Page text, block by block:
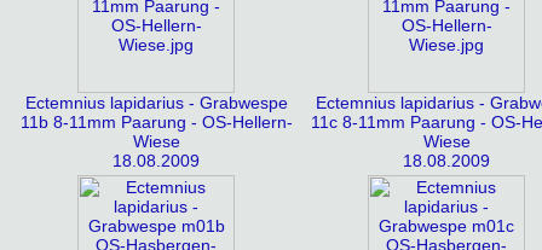
Ectemnius lapidarius - Grabwespe
11b 8-11mm Paarung - OS-Hellern-
Wiese
18.08.2009
Ectemnius lapidarius -
11c 8-11mm Paarung - OS-
Wiese
18.08.2009